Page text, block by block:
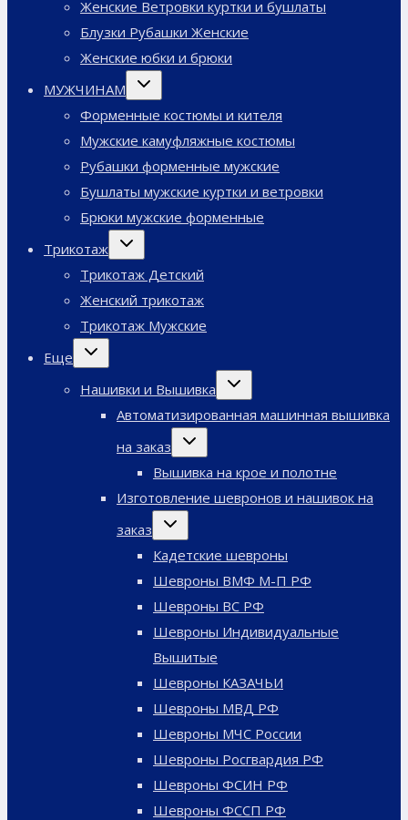
Женские Ветровки куртки и бушлаты
Блузки Рубашки Женские
Женские юбки и брюки
МУЖЧИНАМ
Переключить
дочернее
Форменные костюмы и кителя
Мужские камуфляжные костюмы
Рубашки форменные мужские
Бушлаты мужские куртки и ветровки
Брюки мужские форменные
Трикотаж
Переключить
дочернее
Трикотаж Детский
Женский трикотаж
Трикотаж Мужские
Еще
Переключить
дочернее
Нашивки и Вышивка
Переключить
дочернее
Автоматизированная машинная вышивка
на заказ
Переключить
дочернее
Вышивка на крое и полотне
Изготовление шевронов и нашивок на
заказ
Переключить
дочернее
Кадетские шевроны
Шевроны ВМФ М-П РФ
Шевроны ВС РФ
Шевроны Индивидуальные
Вышитые
Шевроны КАЗАЧЬИ
Шевроны МВД РФ
Шевроны МЧС России
Шевроны Росгвардия РФ
Шевроны ФСИН РФ
Шевроны ФССП РФ